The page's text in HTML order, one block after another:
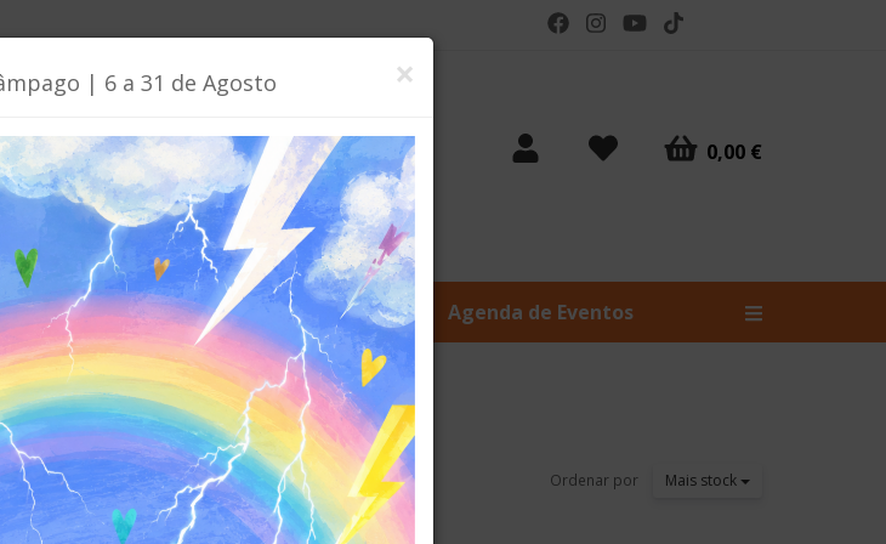
0,00 €
Brinquedos | Jogos | Materiais Livros Agenda de Eventos
Ordenar por Mais stock
×
| 6 a 31 de Agosto